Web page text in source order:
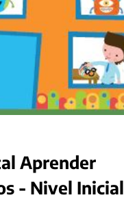
Aprender
- Nivel Inicial